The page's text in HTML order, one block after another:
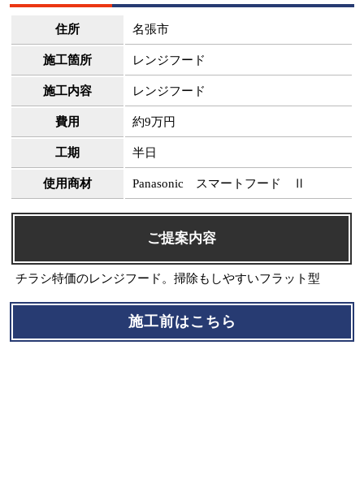
住所 名張市
施工箇所 レンジフード
施工内容 レンジフード
費用 約9万円
工期 半日
使用商材 Panasonic スマートフード Ⅱ
ご提案内容
チラシ特価のレンジフード。掃除もしやすいフラット型
施工前はこちら